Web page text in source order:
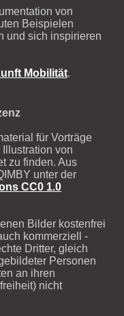
von
Beispielen
und sich inspirieren
Mobilität.
für Vorträge
von
zu finden. Aus
unter der
CC0 1.0
Bilder kostenfrei
kommerziell -
Dritter, gleich
Personen
an ihren
nicht